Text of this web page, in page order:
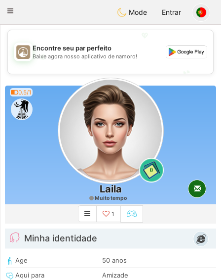
ahebik
Toggle
Mode Entrar
💖
💕
Encontre seu par perfeito
Baixe agora nosso aplicativo de namoro!
0.5/1
0
Laila
Muito tempo
1
Minha identidade
Age
50 anos
Aqui para
Amizade